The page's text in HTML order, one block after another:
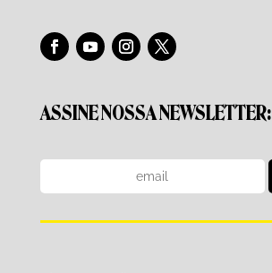
ASSINE NOSSA NEWSLETTER: